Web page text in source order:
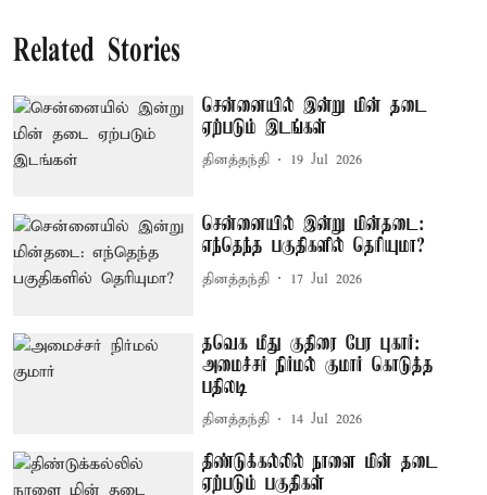
Related Stories
சென்னையில் இன்று மின் தடை
ஏற்படும் இடங்கள்
தினத்தந்தி 19 Jul 2026
சென்னையில் இன்று மின்தடை:
எந்தெந்த பகுதிகளில் தெரியுமா?
தினத்தந்தி 17 Jul 2026
தவெக மீது குதிரை பேர புகார்:
அமைச்சர் நிர்மல் குமார் கொடுத்த
பதிலடி
தினத்தந்தி 14 Jul 2026
திண்டுக்கல்லில் நாளை மின் தடை
ஏற்படும் பகுதிகள்